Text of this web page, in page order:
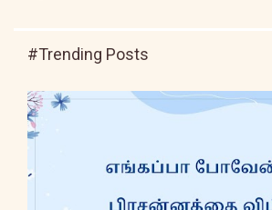
#Trending Posts